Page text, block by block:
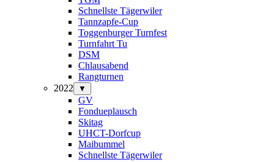
Schnellste Tägerwiler
Tannzapfe-Cup
Toggenburger Turnfest
Turnfahrt Tu
DSM
Chlausabend
Rangturnen
2022
▼
GV
Fondueplausch
Skitag
UHCT-Dorfcup
Maibummel
Schnellste Tägerwiler